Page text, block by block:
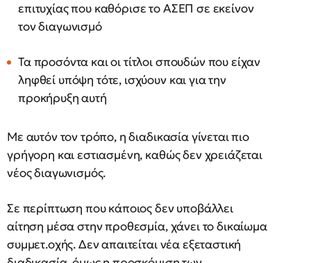
επιτυχίας που καθόρισε το ΑΣΕΠ σε εκείνον
τον διαγωνισμό
Τα προσόντα και οι τίτλοι σπουδών που είχαν
ληφθεί υπόψη τότε, ισχύουν και για την
προκήρυξη αυτή
Με αυτόν τον τρόπο, η διαδικασία γίνεται πιο
γρήγορη και εστιασμένη, καθώς δεν χρειάζεται
νέος διαγωνισμός.
Σε περίπτωση που κάποιος δεν υποβάλλει
αίτηση μέσα στην προθεσμία, χάνει το δικαίωμα
συμμετ.οχής. Δεν απαιτείται νέα εξεταστική